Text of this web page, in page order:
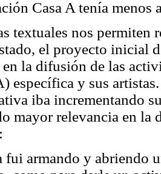
Casa A tenía menos
textuales nos permiten
el proyecto inicial
en la difusión de las
específica y sus
iba incrementando
mayor relevancia en
armando y abriendo